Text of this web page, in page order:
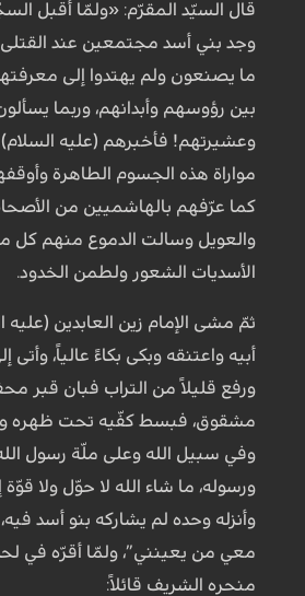
قال السيّد المقرّم: «ولمّا أقبل
وجد بني أسد مجتمعين عند القتلى
ما يصنعون ولم يهتدوا إلى
بين رؤوسهم وأبدانهم، وربما
وعشيرتهم! فأخبرهم (عليه
مواراة هذه الجسوم الطاهرة
كما عرّفهم بالهاشميين من
والعويل وسالت الدموع منهم
الأسديات الشعور ولطمن الخدود.
ثمّ مشى الإمام زين العابدين
أبيه واعتنقه وبكى بكاءً عالياً، وأتى
ورفع قليلاً من التراب فبان قبر
مشقوق، فبسط كفّيه تحت ظهره
وفي سبيل الله وعلى ملّة رسول
ورسوله، ما شاء الله لا حوّل ولا قوّة
وأنزله وحده لم يشاركه بنو أسد
معي من يعينني”، ولمّا أقرّه في
منحره الشريف قائلاً: